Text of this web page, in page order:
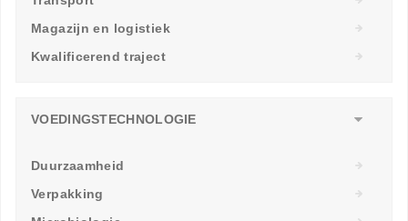
Magazijn en logistiek
Kwalificerend traject
VOEDINGSTECHNOLOGIE
Duurzaamheid
Verpakking